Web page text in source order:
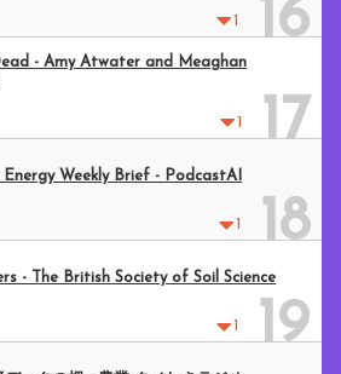
1 16
1 17
- Amy Atwater and Meaghan
1 18
Energy Weekly Brief - PodcastAI
1 19
- The British Society of Soil Science